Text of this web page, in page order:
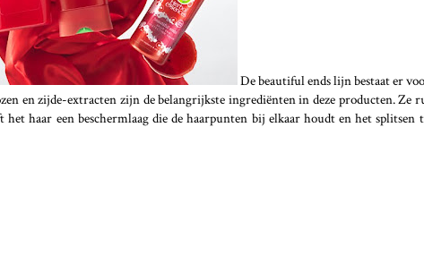
De beautiful ends lijn bestaat er
en zijde-extracten zijn de belangrijkste ingrediënten in deze producten. Ze
haar een beschermlaag die de haarpunten bij elkaar houdt en het splitsen